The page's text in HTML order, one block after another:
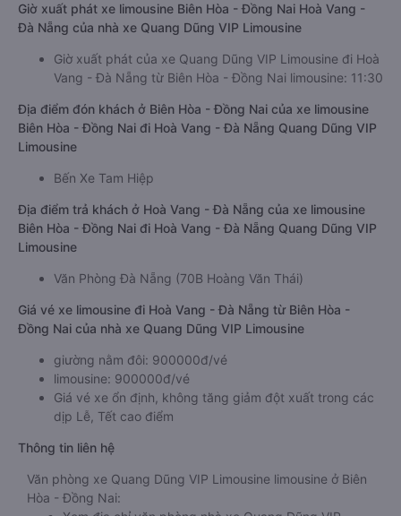
Giờ xuất phát xe limousine Biên Hòa - Đồng Nai Hoà Vang -
Đà Nẵng của nhà xe Quang Dũng VIP Limousine
Giờ xuất phát của xe Quang Dũng VIP Limousine đi Hoà
Vang - Đà Nẵng từ Biên Hòa - Đồng Nai limousine: 11:30
Địa điểm đón khách ở Biên Hòa - Đồng Nai của xe limousine
Biên Hòa - Đồng Nai đi Hoà Vang - Đà Nẵng Quang Dũng VIP
Limousine
Bến Xe Tam Hiệp
Địa điểm trả khách ở Hoà Vang - Đà Nẵng của xe limousine
Biên Hòa - Đồng Nai đi Hoà Vang - Đà Nẵng Quang Dũng VIP
Limousine
Văn Phòng Đà Nẵng (70B Hoàng Văn Thái)
Giá vé xe limousine đi Hoà Vang - Đà Nẵng từ Biên Hòa -
Đồng Nai của nhà xe Quang Dũng VIP Limousine
giường nằm đôi: 900000đ/vé
limousine: 900000đ/vé
Giá vé xe ổn định, không tăng giảm đột xuất trong các
dịp Lễ, Tết cao điểm
Thông tin liên hệ
Văn phòng xe Quang Dũng VIP Limousine limousine ở Biên
Hòa - Đồng Nai: